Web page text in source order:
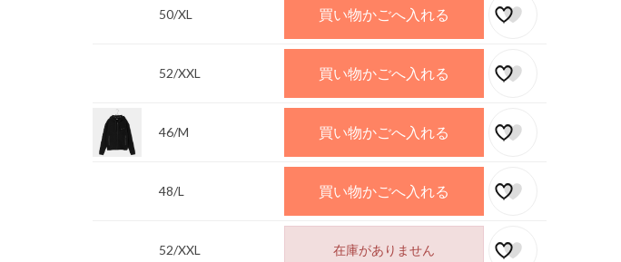
50/XL 買い物かごへ入れる
52/XXL 買い物かごへ入れる
46/M 買い物かごへ入れる
48/L 買い物かごへ入れる
52/XXL 在庫がありません